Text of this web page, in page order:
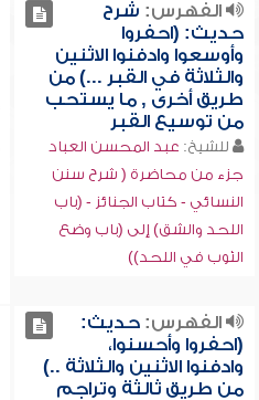
الفهرس: شرح
حديث: (احفروا
وأوسعوا وادفنوا الاثنين
والثلاثة في القبر ...) من
طريق أخرى , ما يستحب
من توسيع القبر
للشيخ: عبد المحسن العباد
جزء من محاضرة ( شرح سنن
النسائي - كتاب الجنائز - (باب
اللحد والشق) إلى (باب وضع
الثوب في اللحد))
الفهرس:حديث:
(احفروا وأحسنوا،
وادفنوا الاثنين والثلاثة ..)
من طريق ثالثة وتراجم